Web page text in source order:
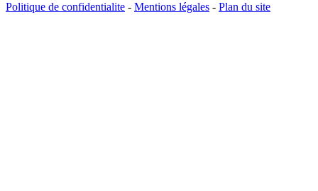
Politique de confidentialite - Mentions légales - Plan du site